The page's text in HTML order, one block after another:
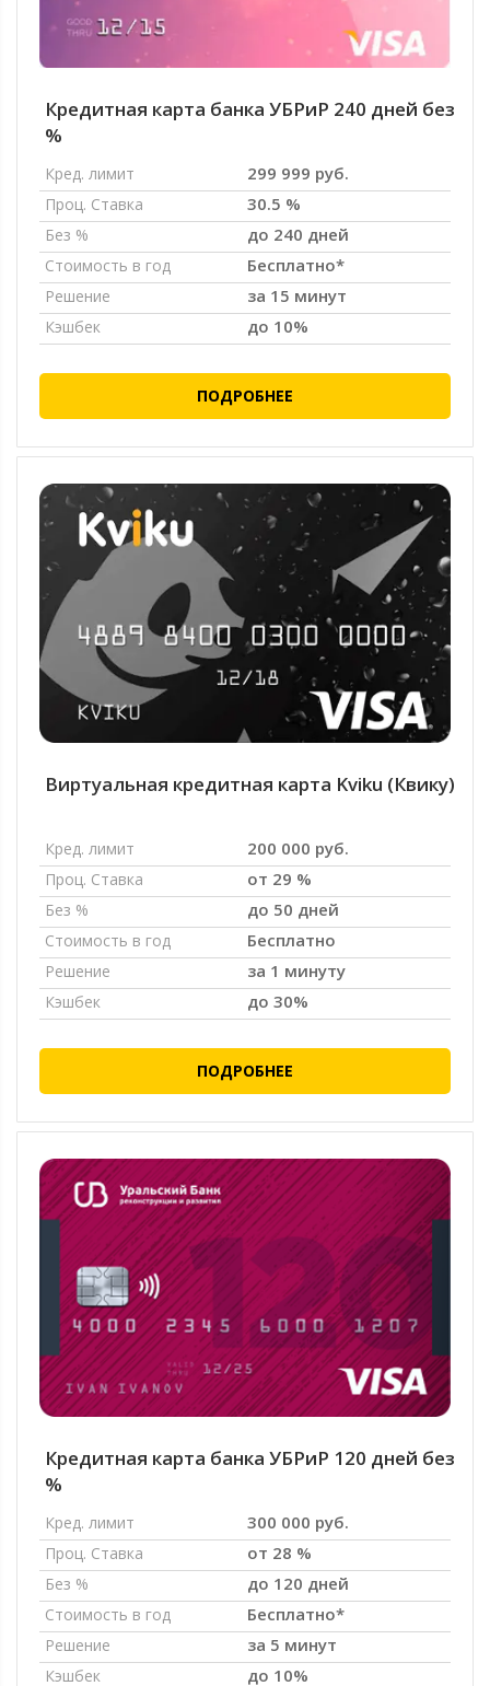
Кредитная карта банка УБРиР 240 дней без
%
Кред. лимит 299 999 руб.
Проц. Ставка 30.5 %
Без % до 240 дней
Стоимость в год Бесплатно*
Решение за 15 минут
Кэшбек до 10%
ПОДРОБНЕЕ
Виртуальная кредитная карта Kviku (Квику)
Кред. лимит 200 000 руб.
Проц. Ставка от 29 %
Без % до 50 дней
Стоимость в год Бесплатно
Решение за 1 минуту
Кэшбек до 30%
ПОДРОБНЕЕ
Кредитная карта банка УБРиР 120 дней без
%
Кред. лимит 300 000 руб.
Проц. Ставка от 28 %
Без % до 120 дней
Стоимость в год Бесплатно*
Решение за 5 минут
Кэшбек до 10%